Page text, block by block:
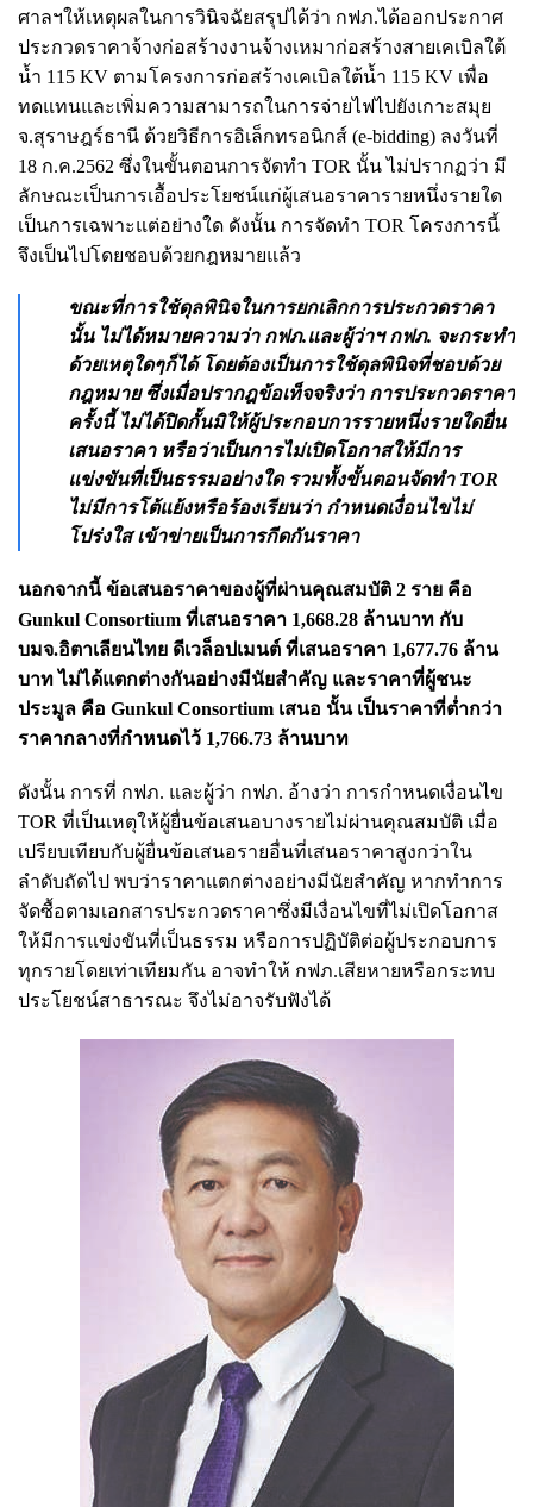
ศาลฯให้เหตุผลในการวินิจฉัยสรุปได้ว่า กฟภ.ได้ออกประกาศ
ประกวดราคาจ้างก่อสร้างงานจ้างเหมาก่อสร้างสายเคเบิลใต้
น้ำ 115 KV ตามโครงการก่อสร้างเคเบิลใต้น้ำ 115 KV เพื่อ
ทดแทนและเพิ่มความสามารถในการจ่ายไฟไปยังเกาะสมุย
จ.สุราษฎร์ธานี ด้วยวิธีการอิเล็กทรอนิกส์ (e-bidding) ลงวันที่
18 ก.ค.2562 ซึ่งในขั้นตอนการจัดทำ TOR นั้น ไม่ปรากฏว่า มี
ลักษณะเป็นการเอื้อประโยชน์แก่ผู้เสนอราคารายหนึ่งรายใด
เป็นการเฉพาะแต่อย่างใด ดังนั้น การจัดทำ TOR โครงการนี้
จึงเป็นไปโดยชอบด้วยกฎหมายแล้ว
ขณะที่การใช้ดุลพินิจในการยกเลิกการประกวดราคา
นั้น ไม่ได้หมายความว่า กฟภ.และผู้ว่าฯ กฟภ. จะกระทำ
ด้วยเหตุใดๆก็ได้ โดยต้องเป็นการใช้ดุลพินิจที่ชอบด้วย
กฎหมาย ซึ่งเมื่อปรากฎข้อเท็จจริงว่า การประกวดราคา
ครั้งนี้ ไม่ได้ปิดกั้นมิให้ผู้ประกอบการรายหนึ่งรายใดยื่น
เสนอราคา หรือว่าเป็นการไม่เปิดโอกาสให้มีการ
แข่งขันที่เป็นธรรมอย่างใด รวมทั้งขั้นตอนจัดทำ TOR
ไม่มีการโต้แย้งหรือร้องเรียนว่า กำหนดเงื่อนไขไม่
โปร่งใส เข้าข่ายเป็นการกีดกันราคา
นอกจากนี้ ข้อเสนอราคาของผู้ที่ผ่านคุณสมบัติ 2 ราย คือ
Gunkul Consortium ที่เสนอราคา 1,668.28 ล้านบาท กับ
บมจ.อิตาเลียนไทย ดีเวล็อปเมนต์ ที่เสนอราคา 1,677.76 ล้าน
บาท ไม่ได้แตกต่างกันอย่างมีนัยสำคัญ และราคาที่ผู้ชนะ
ประมูล คือ Gunkul Consortium เสนอ นั้น เป็นราคาที่ต่ำกว่า
ราคากลางที่กำหนดไว้ 1,766.73 ล้านบาท
ดังนั้น การที่ กฟภ. และผู้ว่า กฟภ. อ้างว่า การกำหนดเงื่อนไข
TOR ที่เป็นเหตุให้ผู้ยื่นข้อเสนอบางรายไม่ผ่านคุณสมบัติ เมื่อ
เปรียบเทียบกับผู้ยื่นข้อเสนอรายอื่นที่เสนอราคาสูงกว่าใน
ลำดับถัดไป พบว่าราคาแตกต่างอย่างมีนัยสำคัญ หากทำการ
จัดซื้อตามเอกสารประกวดราคาซึ่งมีเงื่อนไขที่ไม่เปิดโอกาส
ให้มีการแข่งขันที่เป็นธรรม หรือการปฏิบัติต่อผู้ประกอบการ
ทุกรายโดยเท่าเทียมกัน อาจทำให้ กฟภ.เสียหายหรือกระทบ
ประโยชน์สาธารณะ จึงไม่อาจรับฟังได้